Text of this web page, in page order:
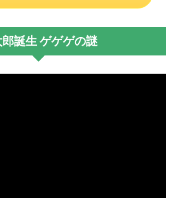
郎誕生 ゲゲゲの謎